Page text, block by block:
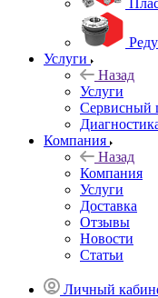
Услуги
Назад
Услуги
Сервисный
Компания
Назад
Компания
Услуги
Доставка
Отзывы
Новости
Статьи
Личный